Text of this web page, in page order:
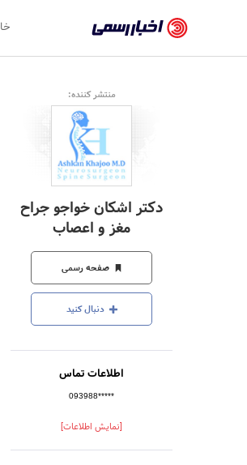
رسمی
-
اخبار
تایید
شده
شرکت‌ها،
سازمان‌ها
و
روابط
عمومی‌ها
منتشر کننده:
دکتر اشکان خواجو جراح
مغز و اعصاب
صفحه رسمی
دنبال کنید
اطلاعات تماس
093988*****
[نمایش اطلاعات]